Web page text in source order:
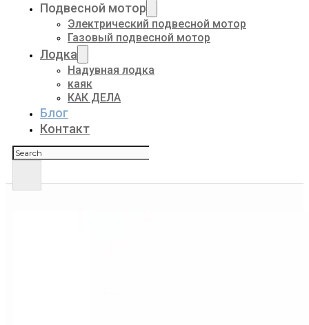
Подвесной мотор
Электрический подвесной мотор
Газовый подвесной мотор
Лодка
Надувная лодка
каяк
КАК ДЕЛА
Блог
Контакт
Поиск